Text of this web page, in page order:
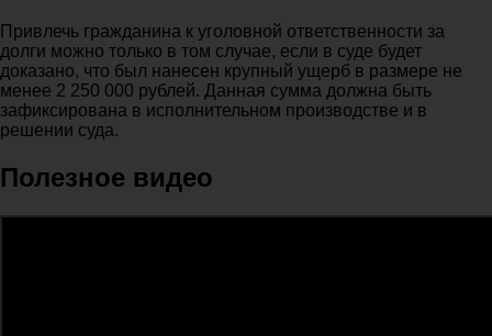
Привлечь гражданина к уголовной ответственности за
долги можно только в том случае, если в суде будет
доказано, что был нанесен крупный ущерб в размере не
менее 2 250 000 рублей. Данная сумма должна быть
зафиксирована в исполнительном производстве и в
решении суда.
Полезное видео